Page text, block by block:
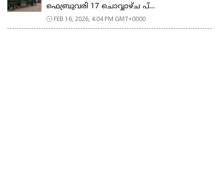
ഫെബ്രുവരി 17 ചൊവ്വാഴ്ച പ്...
FEB 16, 2026, 4:04 PM GMT+0000